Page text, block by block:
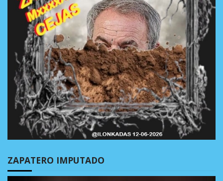
ZAPATERO IMPUTADO